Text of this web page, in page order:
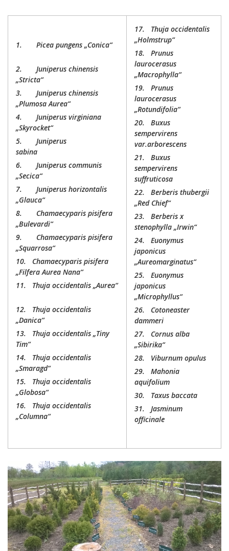
1. Picea pungens „Conica“
2. Juniperus chinensis
„Stricta“
3. Juniperus chinensis
„Plumosa Aurea“
4. Juniperus virginiana
„Skyrocket“
5. Juniperus
sabina
6. Juniperus communis
„Secica“
7. Juniperus horizontalis
„Glauca“
8. Chamaecyparis pisifera
„Bulevardi“
9. Chamaecyparis pisifera
„Squarrosa“
10. Chamaecyparis pisifera
„Filfera Aurea Nana“
11. Thuja occidentalis „Aurea“
12. Thuja occidentalis
„Danica“
13. Thuja occidentalis „Tiny
Tim“
14. Thuja occidentalis
„Smaragd“
15. Thuja occidentalis
„Globosa“
16. Thuja occidentalis
„Columna“
17. Thuja occidentalis
„Holmstrup“
18. Prunus
laurocerasus
„Macrophylla“
19. Prunus
laurocerasus
„Rotundifolia“
20. Buxus
sempervirens
var.arborescens
21. Buxus
sempervirens
suffruticosa
22. Berberis thubergii
„Red Chief“
23. Berberis x
stenophylla „Irwin“
24. Euonymus
japonicus
„Aureomarginatus“
25. Euonymus
japonicus
„Microphyllus“
26. Cotoneaster
dammeri
27. Cornus alba
„Sibirika“
28. Viburnum opulus
29. Mahonia
aquifolium
30. Taxus baccata
31. Jasminum
officinale